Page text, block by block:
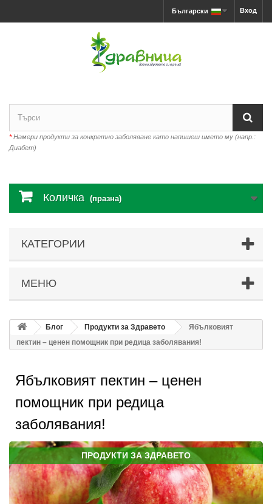
Вход
Български
*Намери продукти за конкретно заболяване като напишеш името му (напр.:
Диабет)
Количка (празна)
КАТЕГОРИИ
МЕНЮ
Блог Продукти за Здравето
Ябълковият
пектин – ценен помощник при редица заболявания!
Ябълковият пектин – ценен
помощник при редица
заболявания!
ПРОДУКТИ ЗА ЗДРАВЕТО